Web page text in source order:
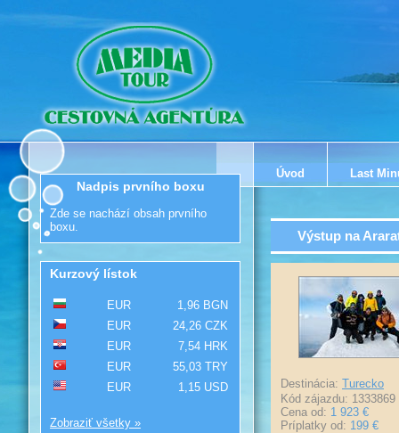
Úvod Last
Výstup na
Destinácia: Turecko
Kód zájazdu: 1333869
Cena od: 1 923 €
Príplatky od: 199 €
Nadpis prvního boxu
Zde se nachází obsah prvního
boxu.
Kurzový lístok
EUR
1,96 BGN
EUR
24,26 CZK
EUR
7,54 HRK
EUR
55,03 TRY
EUR
1,15 USD
Zobraziť všetky »